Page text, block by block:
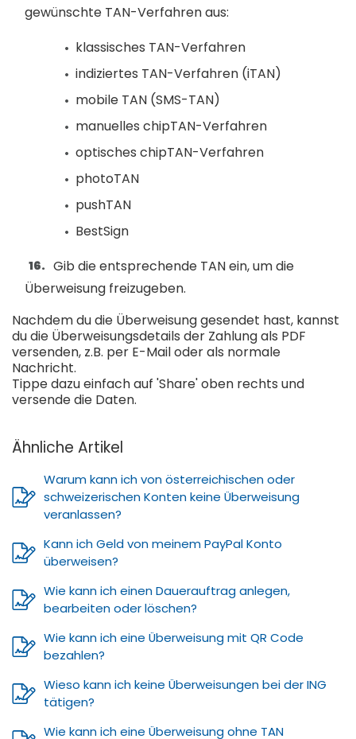
gewünschte TAN-Verfahren aus:
klassisches TAN-Verfahren
indiziertes TAN-Verfahren (iTAN)
mobile TAN (SMS-TAN)
manuelles chipTAN-Verfahren
optisches chipTAN-Verfahren
photoTAN
pushTAN
BestSign
Gib die entsprechende TAN ein, um die
Überweisung freizugeben.
Nachdem du die Überweisung gesendet hast, kannst
du die Überweisungsdetails der Zahlung als PDF
versenden, z.B. per E-Mail oder als normale
Nachricht.
Tippe dazu einfach auf 'Share' oben rechts und
versende die Daten.
Ähnliche Artikel
Warum kann ich von österreichischen oder
schweizerischen Konten keine Überweisung
veranlassen?
Kann ich Geld von meinem PayPal Konto
überweisen?
Wie kann ich einen Dauerauftrag anlegen,
bearbeiten oder löschen?
Wie kann ich eine Überweisung mit QR Code
bezahlen?
Wieso kann ich keine Überweisungen bei der ING
tätigen?
Wie kann ich eine Überweisung ohne TAN